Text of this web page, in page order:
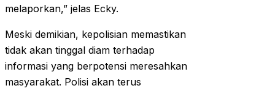
melaporkan,” jelas Ecky.
Meski demikian, kepolisian memastikan
tidak akan tinggal diam terhadap
informasi yang berpotensi meresahkan
masyarakat. Polisi akan terus